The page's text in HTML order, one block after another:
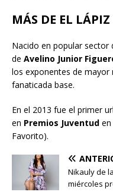
MÁS DE EL
Nacido en popular sector
de Avelino Junior
los exponentes de
fanaticada base.
En el 2013 fue el primer
en Premios Juventud
Favorito).
Nikauly de
miércoles